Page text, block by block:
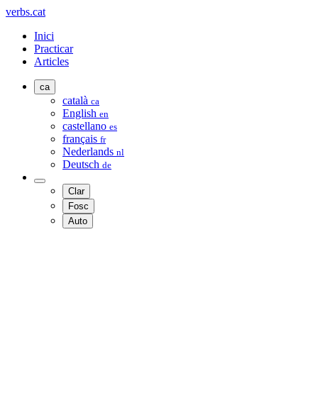
verbs.cat
Inici
Practicar
Articles
ca
català ca
English en
castellano es
français fr
Nederlands nl
Deutsch de
Clar
Fosc
Auto